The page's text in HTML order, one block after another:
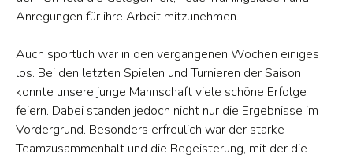
Anregungen für ihre Arbeit mitzunehmen.
Auch sportlich war in den vergangenen Wochen einiges
los. Bei den letzten Spielen und Turnieren der Saison
konnte unsere junge Mannschaft viele schöne Erfolge
feiern. Dabei standen jedoch nicht nur die Ergebnisse im
Vordergrund. Besonders erfreulich war der starke
Teamzusammenhalt und die Begeisterung, mit der die